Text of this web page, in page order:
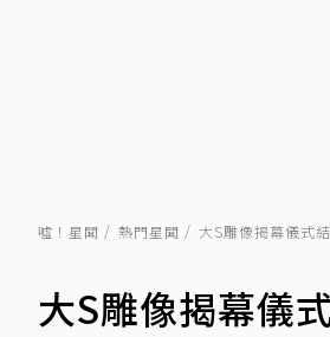
噓！星聞 熱門星聞 大S雕像揭幕儀式
大S雕像揭幕儀